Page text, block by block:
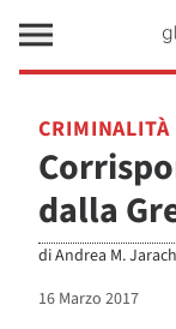
CRIMINALITÀ
dalla
diAndrea M. Jarach
16 Marzo 2017